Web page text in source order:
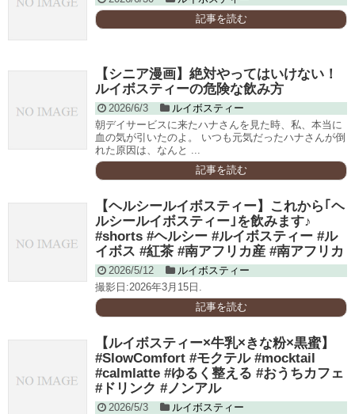
記事を読む
【シニア漫画】絶対やってはいけない！
ルイボスティーの危険な飲み方
2026/6/3
ルイボスティー
朝デイサービスに来たハナさんを見た時、私、本当に
血の気が引いたのよ。 いつも元気だったハナさんが倒
れた原因は、なんと ...
記事を読む
【ヘルシールイボスティー】これから｢ヘ
ルシールイボスティー｣を飲みます♪
#shorts #ヘルシー #ルイボスティー #ル
イボス #紅茶 #南アフリカ産 #南アフリカ
2026/5/12
ルイボスティー
撮影日:2026年3月15日.
記事を読む
【ルイボスティー×牛乳×きな粉×黒蜜】
#SlowComfort #モクテル #mocktail
#calmlatte #ゆるく整える #おうちカフェ
#ドリンク #ノンアル
2026/5/3
ルイボスティー